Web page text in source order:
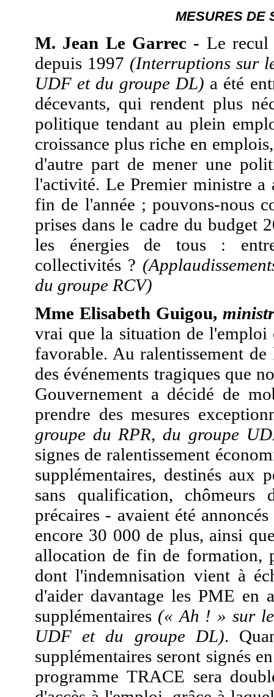
MESURES DE
M. Jean Le Garrec - Le recul
depuis 1997 (Interruptions sur
UDF et du groupe DL) a été
décevants, qui rendent plus
politique tendant au plein
croissance plus riche en
d'autre part de mener une
l'activité. Le Premier ministre a
fin de l'année ; pouvons-nous
prises dans le cadre du budget
les énergies de tous :
collectivités ?
du groupe RCV)
Mme Elisabeth Guigou,
vrai que la situation de l'emploi
favorable. Au ralentissement
des événements tragiques que
Gouvernement a décidé de
prendre des mesures
groupe du RPR, du groupe
signes de ralentissement
supplémentaires, destinés aux
sans qualification, chômeurs
précaires - avaient été
encore 30 000 de plus, ainsi
allocation de fin de formation,
dont l'indemnisation vient à
d'aider davantage les PME en
supplémentaires (« Ah ! » sur
UDF et du groupe DL).
supplémentaires seront signés
programme TRACE sera